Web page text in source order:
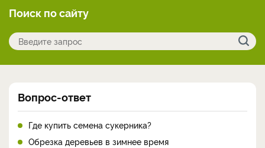
Поиск по сайту
Вопрос-ответ
Где купить семена сукерника?
Обрезка деревьев в зимнее время